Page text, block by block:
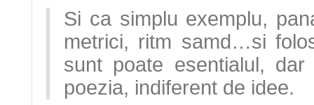
Si ca simplu exemplu,
metrici, ritm samd…si
sunt poate esentialul,
poezia, indiferent de idee.